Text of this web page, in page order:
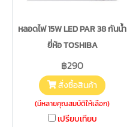
หลอดไฟ 15W LED PAR 38 กันน้ำ
ยี่ห้อ TOSHIBA
฿290
สั่งซื้อสินค้า
(มีหลายคุณสมบัติให้เลือก)
เปรียบเทียบ